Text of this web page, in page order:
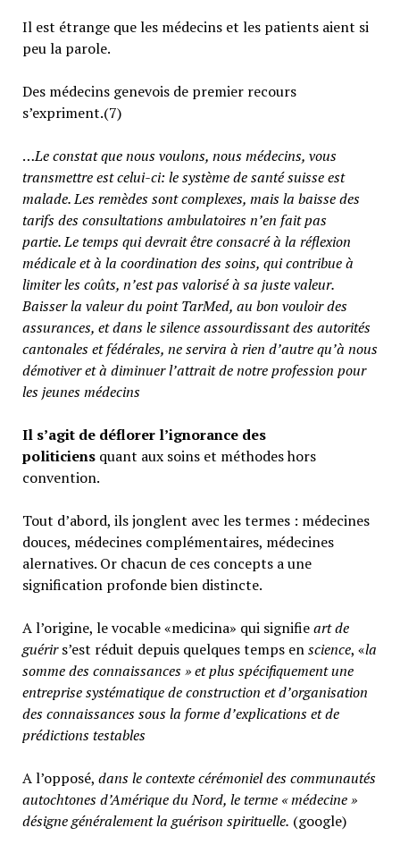
Il est étrange que les médecins et les patients aient si
peu la parole.
Des médecins genevois de premier recours
s’expriment.(7)
…Le constat que nous voulons, nous médecins, vous
transmettre est celui-ci: le système de santé suisse est
malade. Les remèdes sont complexes, mais la baisse des
tarifs des consultations ambulatoires n’en fait pas
partie.Le temps qui devrait être consacré à la réflexion
médicale et à la coordination des soins, qui contribue à
limiter les coûts, n’est pas valorisé à sa juste valeur.
Baisser la valeur du point TarMed, au bon vouloir des
assurances, et dans le silence assourdissant des autorités
cantonales et fédérales, ne servira à rien d’autre qu’à nous
démotiver et à diminuer l’attrait de notre profession pour
les jeunes médecins
Il s’agit de déflorer l’ignorance des
politiciensquant aux soins et méthodes hors
convention.
Tout d’abord, ils jonglent avec les termes : médecines
douces, médecines complémentaires, médecines
alernatives. Or chacun de ces concepts a une
signification profonde bien distincte.
A l’origine, le vocable «medicina» qui signifieart de
guérirs’est réduit depuis quelques temps enscience, «la
somme des connaissances » et plus spécifiquement une
entreprise systématique de construction et d’organisation
des connaissances sous la forme d’explications et de
prédictions testables
A l’opposé, dans le contexte cérémoniel des communautés
autochtones d’Amérique du Nord, le terme « médecine »
désigne généralementla guérison spirituelle. (google)